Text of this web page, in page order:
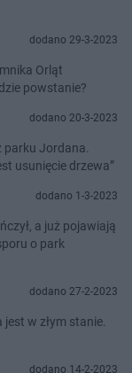
dodano 29-3-2023
Orląt
powstanie?
dodano 20-3-2023
Jordana.
usunięcie drzewa”
dodano 1-3-2023
a już pojawiają
o park
dodano 27-2-2023
w złym stanie.
dodano 14-2-2023